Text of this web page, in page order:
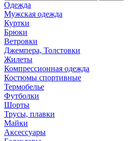
Одежда
Мужская одежда
Куртки
Брюки
Ветровки
Джемпера, Толстовки
Жилеты
Компрессионная одежда
Костюмы спортивные
Термобелье
Футболки
Шорты
Трусы, плавки
Майки
Аксессуары